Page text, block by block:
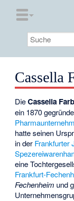
Cassella
DieCassella
ein 1870
hatte seinen
in der Frankfurter
eine
Frankfurt-
Fechenheim und